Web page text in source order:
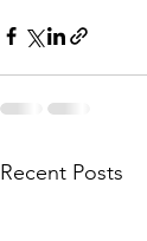
Recent Posts